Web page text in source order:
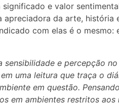
e valor
apreciadora da arte, história
com elas é o mesmo:
sensibilidade e percepção
uma leitura que traça o
em questão.
em ambientes restritos aos